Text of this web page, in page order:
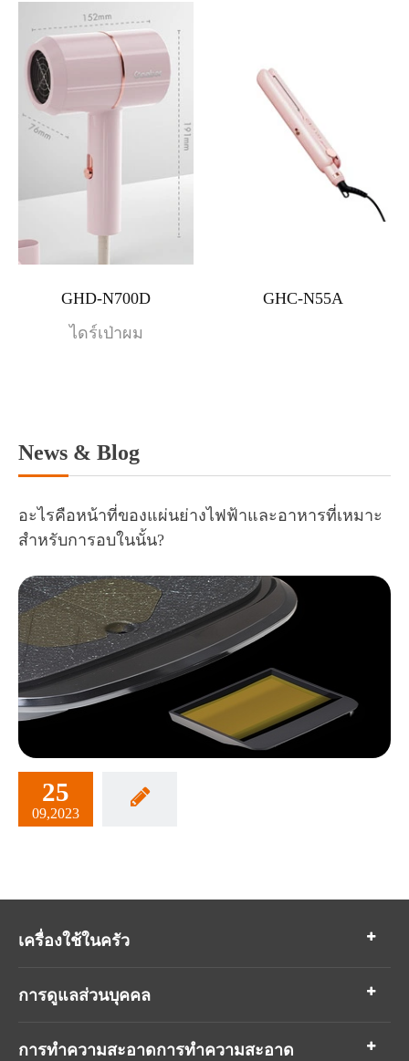
GHD-N700D
ไดร์เป่าผม
GHC-N55A
News & Blog
อะไรคือหน้าที่ของแผ่นย่างไฟฟ้าและอาหารที่เหมาะ
สำหรับการอบในนั้น?
25
09,2023
เครื่องใช้ในครัว
การดูแลส่วนบุคคล
การทำความสะอาดการทำความสะอาด